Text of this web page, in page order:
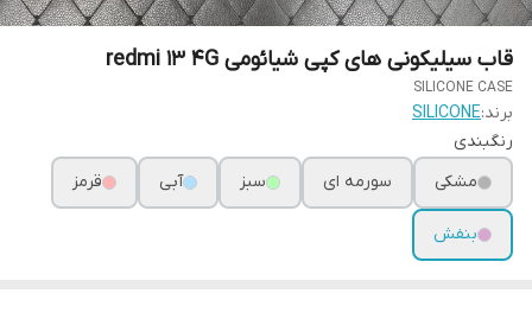
قاب سیلیکونی های کپی شیائومی redmi 13 4G
SILICONE CASE
برند:SILICONE
رنگبندی
مشکی
سورمه ای سبز آبی قرمز
بنفش